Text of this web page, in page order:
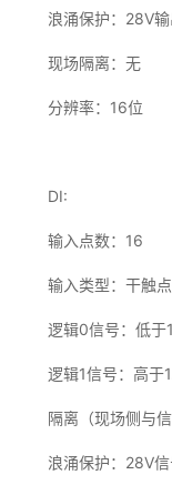
浪涌保护：28V
现场隔离：无
分辨率：16位
DI:
输入点数：16
输入类型：干触
逻辑0信号：低于
逻辑1信号：高于
隔离（现场侧与
浪涌保护：28V